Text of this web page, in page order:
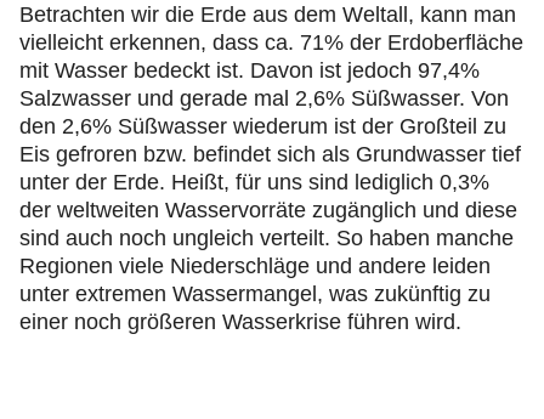
Betrachten wir die Erde aus dem Weltall, kann man
vielleicht erkennen, dass ca. 71% der Erdoberfläche
mit Wasser bedeckt ist. Davon ist jedoch 97,4%
Salzwasser und gerade mal 2,6% Süßwasser. Von
den 2,6% Süßwasser wiederum ist der Großteil zu
Eis gefroren bzw. befindet sich als Grundwasser tief
unter der Erde. Heißt, für uns sind lediglich 0,3%
der weltweiten Wasservorräte zugänglich und diese
sind auch noch ungleich verteilt. So haben manche
Regionen viele Niederschläge und andere leiden
unter extremen Wassermangel, was zukünftig zu
einer noch größeren Wasserkrise führen wird.